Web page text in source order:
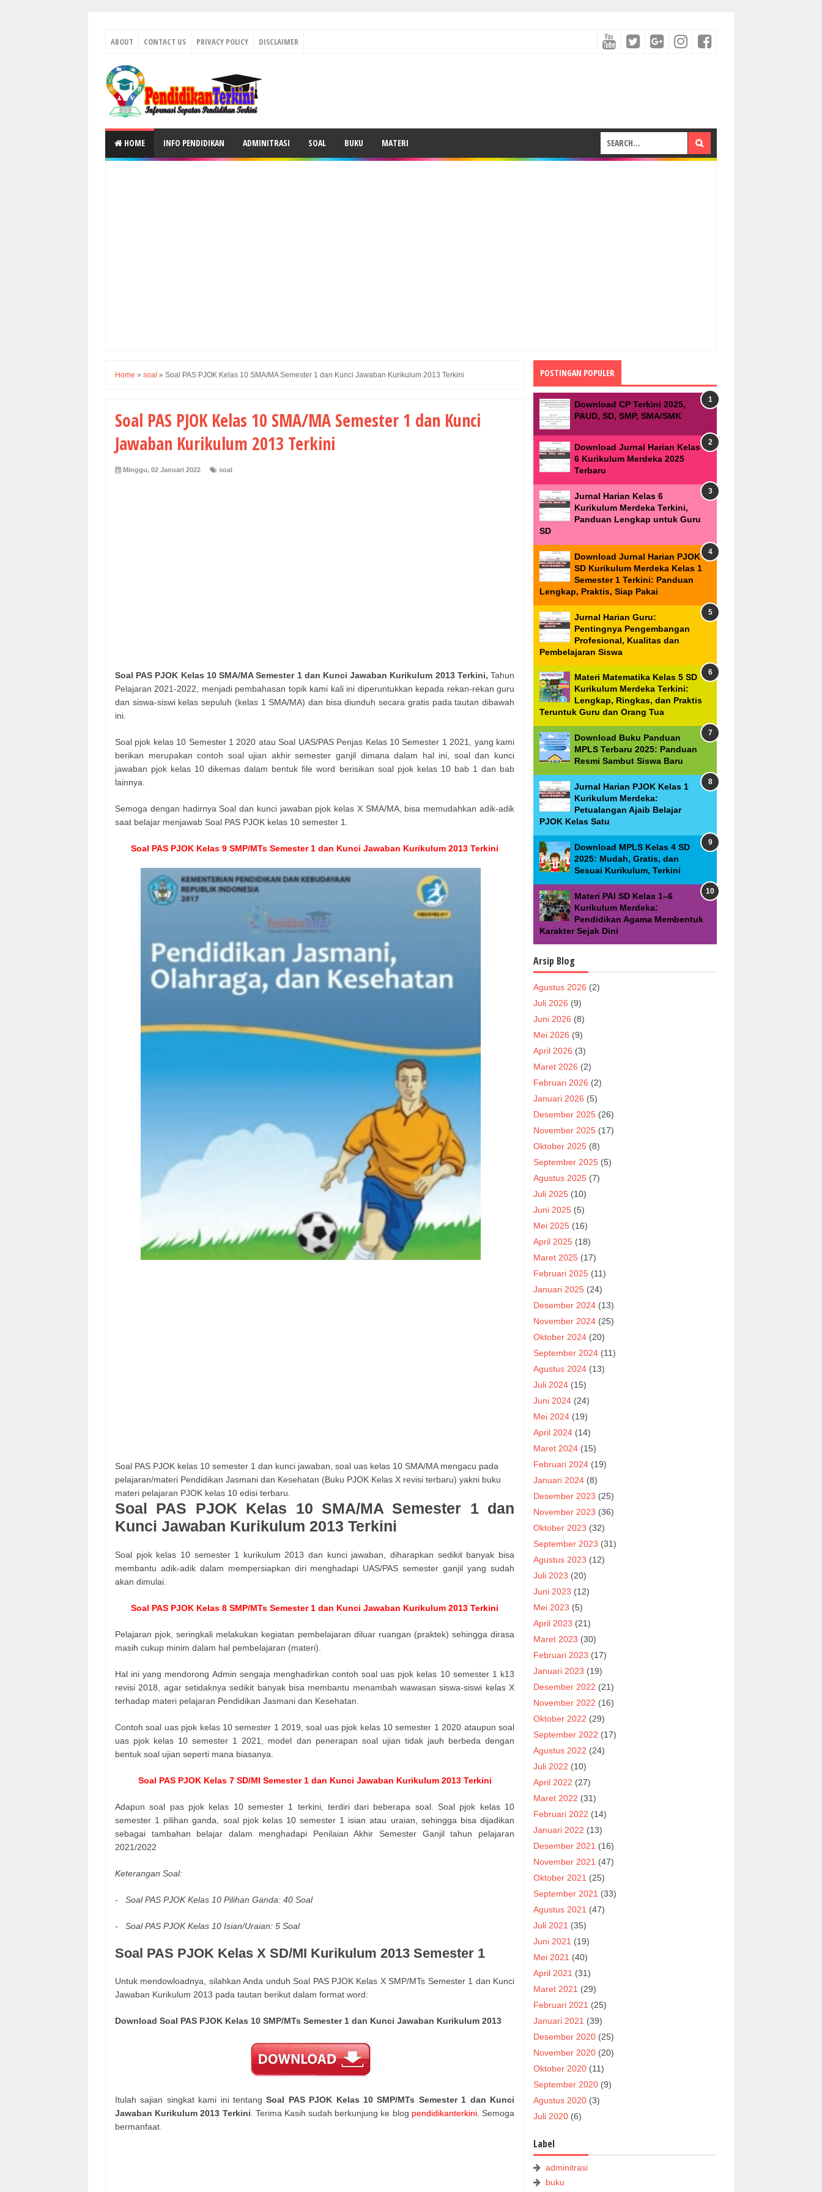
ABOUT CONTACT US PRIVACY POLICY DISCLAIMER
HOME INFO PENDIDIKAN ADMINITRASI SOAL BUKU MATERI
Home » soal » Soal PAS PJOK Kelas 10 SMA/MA Semester 1 dan Kunci Jawaban Kurikulum 2013 Terkini
Soal PAS PJOK Kelas 10 SMA/MA Semester 1 dan Kunci
Jawaban Kurikulum 2013 Terkini
Minggu, 02 Januari 2022 soal
Soal PAS PJOK Kelas 10 SMA/MA Semester 1 dan Kunci Jawaban Kurikulum 2013 Terkini, Tahun
Pelajaran 2021-2022, menjadi pembahasan topik kami kali ini diperuntukkan kepada rekan-rekan guru
dan siswa-siswi kelas sepuluh (kelas 1 SMA/MA) dan bisa diunduh secara gratis pada tautan dibawah
ini.
Soal pjok kelas 10 Semester 1 2020 atau Soal UAS/PAS Penjas Kelas 10 Semester 1 2021, yang kami
berikan merupakan contoh soal ujian akhir semester ganjil dimana dalam hal ini, soal dan kunci
jawaban pjok kelas 10 dikemas dalam bentuk file word berisikan soal pjok kelas 10 bab 1 dan bab
lainnya.
Semoga dengan hadirnya Soal dan kunci jawaban pjok kelas X SMA/MA, bisa memudahkan adik-adik
saat belajar menjawab Soal PAS PJOK kelas 10 semester 1.
Soal PAS PJOK Kelas 9 SMP/MTs Semester 1 dan Kunci Jawaban Kurikulum 2013 Terkini
Soal PAS PJOK kelas 10 semester 1 dan kunci jawaban, soal uas kelas 10 SMA/MA mengacu pada
pelajaran/materi Pendidikan Jasmani dan Kesehatan (Buku PJOK Kelas X revisi terbaru) yakni buku
materi pelajaran PJOK kelas 10 edisi terbaru.
Soal PAS PJOK Kelas 10 SMA/MA Semester 1 dan
Kunci Jawaban Kurikulum 2013 Terkini
Soal pjok kelas 10 semester 1 kurikulum 2013 dan kunci jawaban, diharapkan sedikit banyak bisa
membantu adik-adik dalam mempersiapkan diri menghadapi UAS/PAS semester ganjil yang sudah
akan dimulai.
Soal PAS PJOK Kelas 8 SMP/MTs Semester 1 dan Kunci Jawaban Kurikulum 2013 Terkini
Pelajaran pjok, seringkali melakukan kegiatan pembelajaran diluar ruangan (praktek) sehingga dirasa
masih cukup minim dalam hal pembelajaran (materi).
Hal ini yang mendorong Admin sengaja menghadirkan contoh soal uas pjok kelas 10 semester 1 k13
revisi 2018, agar setidaknya sedikit banyak bisa membantu menambah wawasan siswa-siswi kelas X
terhadap materi pelajaran Pendidikan Jasmani dan Kesehatan.
Contoh soal uas pjok kelas 10 semester 1 2019, soal uas pjok kelas 10 semester 1 2020 ataupun soal
uas pjok kelas 10 semester 1 2021, model dan penerapan soal ujian tidak jauh berbeda dengan
bentuk soal ujian seperti mana biasanya.
Soal PAS PJOK Kelas 7 SD/MI Semester 1 dan Kunci Jawaban Kurikulum 2013 Terkini
Adapun soal pas pjok kelas 10 semester 1 terkini, terdiri dari beberapa soal. Soal pjok kelas 10
semester 1 pilihan ganda, soal pjok kelas 10 semester 1 isian atau uraian, sehingga bisa dijadikan
sebagai tambahan belajar dalam menghadapi Penilaian Akhir Semester Ganjil tahun pelajaran
2021/2022
Keterangan Soal:
- Soal PAS PJOK Kelas 10 Pilihan Ganda: 40 Soal
- SoalPAS PJOK Kelas 10 Isian/Uraian: 5 Soal
Soal PAS PJOK Kelas X SD/MI Kurikulum 2013 Semester 1
Untuk mendowloadnya, silahkan Anda unduh Soal PAS PJOK Kelas X SMP/MTs Semester 1 dan Kunci
Jawaban Kurikulum 2013 pada tautan berikut dalam format word:
Download Soal PAS PJOK Kelas 10 SMP/MTs Semester 1 dan Kunci Jawaban Kurikulum 2013
Itulah sajian singkat kami ini tentangSoal PAS PJOK Kelas 10 SMP/MTs Semester 1 dan Kunci
Jawaban Kurikulum 2013 Terkini . Terima Kasih sudah berkunjung ke blog pendidikanterkini. Semoga
bermanfaat.
POSTINGAN POPULER
Download CP Terkini 2025,
PAUD, SD, SMP, SMA/SMK
Download Jurnal Harian Kelas
6 Kurikulum Merdeka 2025
Terbaru
Jurnal Harian Kelas 6
Kurikulum Merdeka Terkini,
Panduan Lengkap untuk Guru
SD
Download Jurnal Harian PJOK
SD Kurikulum Merdeka Kelas 1
Semester 1 Terkini: Panduan
Lengkap, Praktis, Siap Pakai
Jurnal Harian Guru:
Pentingnya Pengembangan
Profesional, Kualitas dan
Pembelajaran Siswa
Materi Matematika Kelas 5 SD
Kurikulum Merdeka Terkini:
Lengkap, Ringkas, dan Praktis
Teruntuk Guru dan Orang Tua
Download Buku Panduan
MPLS Terbaru 2025: Panduan
Resmi Sambut Siswa Baru
Jurnal Harian PJOK Kelas 1
Kurikulum Merdeka:
Petualangan Ajaib Belajar
PJOK Kelas Satu
Download MPLS Kelas 4 SD
2025: Mudah, Gratis, dan
Sesuai Kurikulum, Terkini
Materi PAI SD Kelas 1–6
Kurikulum Merdeka:
Pendidikan Agama Membentuk
Karakter Sejak Dini
Arsip Blog
Agustus 2026 (2)
Juli 2026 (9)
Juni 2026 (8)
Mei 2026 (9)
April 2026 (3)
Maret 2026 (2)
Februari 2026 (2)
Januari 2026 (5)
Desember 2025 (26)
November 2025 (17)
Oktober 2025 (8)
September 2025 (5)
Agustus 2025 (7)
Juli 2025 (10)
Juni 2025 (5)
Mei 2025 (16)
April 2025 (18)
Maret 2025 (17)
Februari 2025 (11)
Januari 2025 (24)
Desember 2024 (13)
November 2024 (25)
Oktober 2024 (20)
September 2024 (11)
Agustus 2024 (13)
Juli 2024 (15)
Juni 2024 (24)
Mei 2024 (19)
April 2024 (14)
Maret 2024 (15)
Februari 2024 (19)
Januari 2024 (8)
Desember 2023 (25)
November 2023 (36)
Oktober 2023 (32)
September 2023 (31)
Agustus 2023 (12)
Juli 2023 (20)
Juni 2023 (12)
Mei 2023 (5)
April 2023 (21)
Maret 2023 (30)
Februari 2023 (17)
Januari 2023 (19)
Desember 2022 (21)
November 2022 (16)
Oktober 2022 (29)
September 2022 (17)
Agustus 2022 (24)
Juli 2022 (10)
April 2022 (27)
Maret 2022 (31)
Februari 2022 (14)
Januari 2022 (13)
Desember 2021 (16)
November 2021 (47)
Oktober 2021 (25)
September 2021 (33)
Agustus 2021 (47)
Juli 2021 (35)
Juni 2021 (19)
Mei 2021 (40)
April 2021 (31)
Maret 2021 (29)
Februari 2021 (25)
Januari 2021 (39)
Desember 2020 (25)
November 2020 (20)
Oktober 2020 (11)
September 2020 (9)
Agustus 2020 (3)
Juli 2020 (6)
Label
adminitrasi
buku